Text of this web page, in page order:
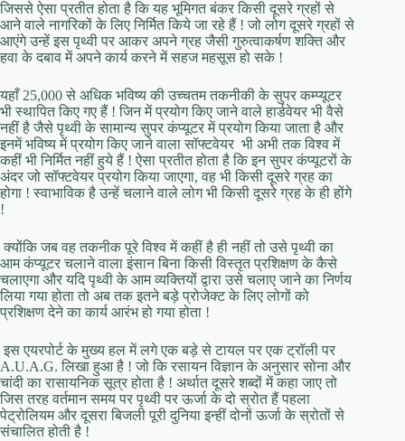
जिससे ऐसा प्रतीत होता है कि यह भूमिगत बंकर किसी दूसरे ग्रहों से
आने वाले नागरिकों के लिए निर्मित किये जा रहे हैं ! जो लोग दूसरे ग्रहों से
आएंगे उन्हें इस पृथ्वी पर आकर अपने ग्रह जैसी गुरुत्वाकर्षण शक्ति और
हवा के दबाव में अपने कार्य करने में सहज महसूस हो सके !
यहाँ 25,000 से अधिक भविष्य की उच्चतम तकनीकी के सुपर कम्प्यूटर
भी स्थापित किए गए हैं ! जिन में प्रयोग किए जाने वाले हार्डवेयर भी वैसे
नहीं है जैसे पृथ्वी के सामान्य सुपर कंप्यूटर में प्रयोग किया जाता है और
इनमें भविष्य में प्रयोग किए जाने वाला सॉफ्टवेयर भी अभी तक विश्व में
कहीं भी निर्मित नहीं हुये हैं ! ऐसा प्रतीत होता है कि इन सुपर कंप्यूटरों के
अंदर जो सॉफ्टवेयर प्रयोग किया जाएगा, वह भी किसी दूसरे ग्रह का
होगा ! स्वाभाविक है उन्हें चलाने वाले लोग भी किसी दूसरे ग्रह के ही होंगे
!
क्योंकि जब वह तकनीक पूरे विश्व में कहीं है ही नहीं तो उसे पृथ्वी का
आम कंप्यूटर चलाने वाला इंसान बिना किसी विस्तृत प्रशिक्षण के कैसे
चलाएगा और यदि पृथ्वी के आम व्यक्तियों द्वारा उसे चलाए जाने का निर्णय
लिया गया होता तो अब तक इतने बड़े प्रोजेक्ट के लिए लोगों को
प्रशिक्षण देने का कार्य आरंभ हो गया होता !
इस एयरपोर्ट के मुख्य हल में लगे एक बड़े से टायल पर एक ट्रॉली पर
A.U.A.G. लिखा हुआ है ! जो कि रसायन विज्ञान के अनुसार सोना और
चांदी का रासायनिक सूत्र होता है ! अर्थात दूसरे शब्दों में कहा जाए तो
जिस तरह वर्तमान समय पर पृथ्वी पर ऊर्जा के दो स्रोत हैं पहला
पेट्रोलियम और दूसरा बिजली पूरी दुनिया इन्हीं दोनों ऊर्जा के स्रोतों से
संचालित होती है !